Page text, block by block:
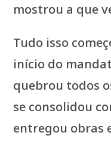
mostrou a que
Tudo isso
início do
quebrou todos
se consolidou
entregou obras